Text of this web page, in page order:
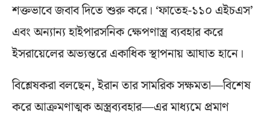
শক্তভাবে জবাব দিতে শুরু করে। ‘ফাতেহ-১১০ এইচএস’
এবং অন্যান্য হাইপারসনিক ক্ষেপণাস্ত্র ব্যবহার করে
ইসরায়েলের অভ্যন্তরে একাধিক স্থাপনায় আঘাত হানে।
বিশ্লেষকরা বলছেন, ইরান তার সামরিক সক্ষমতা—বিশেষ
করে আক্রমণাত্মক অস্ত্রব্যবহার—এর মাধ্যমে প্রমাণ